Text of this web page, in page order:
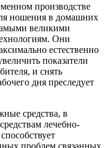
производстве
ношения в домашних
великими
Они
естественно
показатели
и снять
дня преследует
средства, в
лечебно-
проблем связанных